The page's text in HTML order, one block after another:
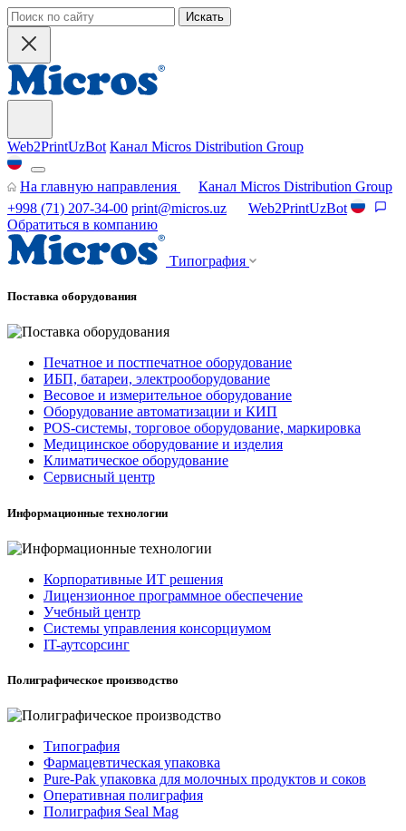
Искать
Web2PrintUzBot Канал Micros Distribution Group
На главную направления
Канал Micros Distribution Group
+998 (71) 207-34-00 print@micros.uz
Web2PrintUzBot
Обратиться в компанию
Типография
Поставка оборудования
Печатное и постпечатное оборудование
ИБП, батареи, электрооборудование
Весовое и измерительное оборудование
Оборудование автоматизации и КИП
POS-системы, торговое оборудование, маркировка
Медицинское оборудование и изделия
Климатическое оборудование
Сервисный центр
Информационные технологии
Корпоративные ИТ решения
Лицензионное программное обеспечение
Учебный центр
Системы управления консорциумом
IT-аутсорсинг
Полиграфическое производство
Типография
Фармацевтическая упаковка
Pure-Pak упаковка для молочных продуктов и соков
Оперативная полиграфия
Полиграфия Seal Mag